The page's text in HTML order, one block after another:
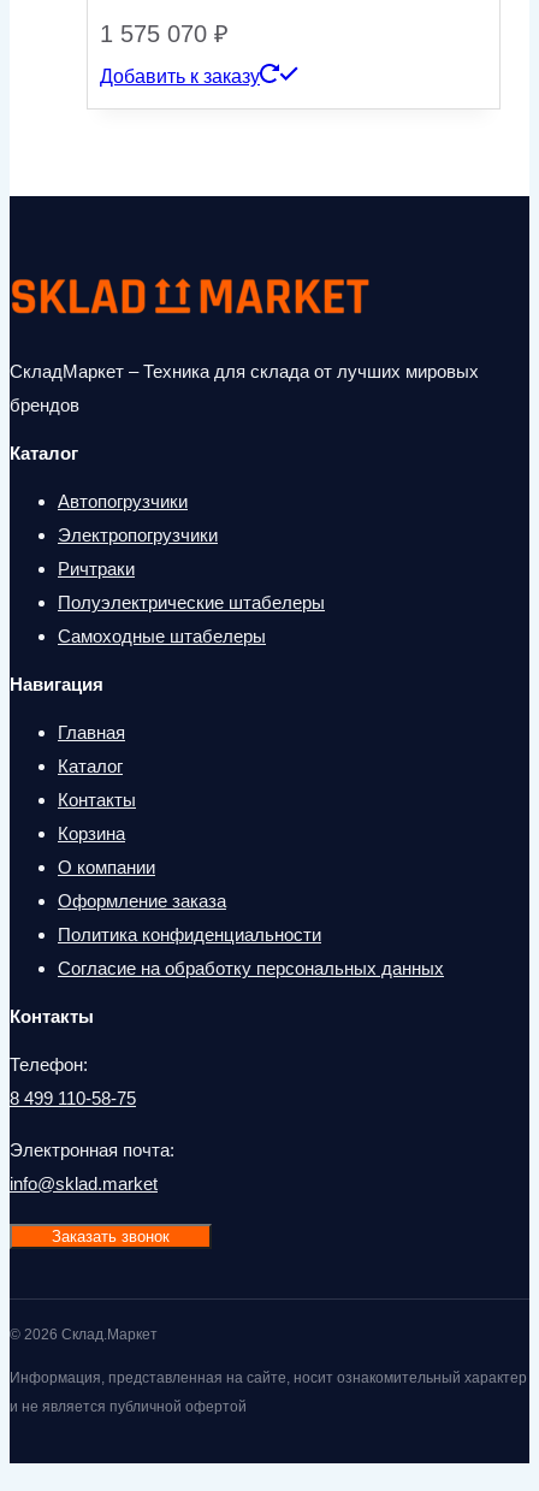
1 575 070 ₽
Добавить к заказу
СкладМаркет – Техника для склада от лучших мировых
брендов
Каталог
Автопогрузчики
Электропогрузчики
Ричтраки
Полуэлектрические штабелеры
Самоходные штабелеры
Навигация
Главная
Каталог
Контакты
Корзина
О компании
Оформление заказа
Политика конфиденциальности
Согласие на обработку персональных данных
Контакты
Телефон:
8 499 110-58-75
Электронная почта:
info@sklad.market
Заказать звонок
© 2026 Склад.Маркет
Информация, представленная на сайте, носит ознакомительный характер
и не является публичной офертой